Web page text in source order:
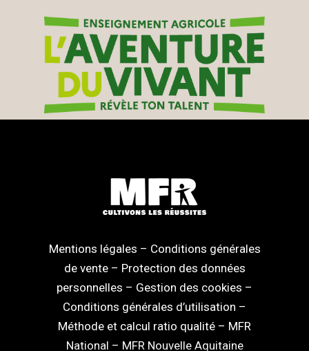
Mentions légales – Conditions générales
de vente– Protection des données
personnelles – Gestion des cookies –
Conditions générales d’utilisation –
Méthode et calcul ratio qualité – MFR
National – MFR Nouvelle Aquitaine